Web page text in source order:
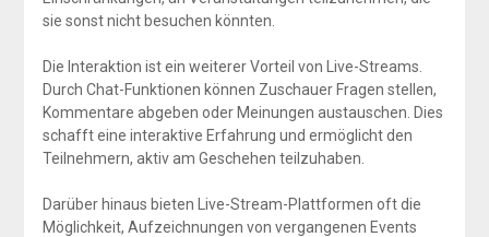
sie sonst nicht besuchen könnten.
Die Interaktion ist ein weiterer Vorteil von Live-Streams.
Durch Chat-Funktionen können Zuschauer Fragen stellen,
Kommentare abgeben oder Meinungen austauschen. Dies
schafft eine interaktive Erfahrung und ermöglicht den
Teilnehmern, aktiv am Geschehen teilzuhaben.
Darüber hinaus bieten Live-Stream-Plattformen oft die
Möglichkeit, Aufzeichnungen von vergangenen Events